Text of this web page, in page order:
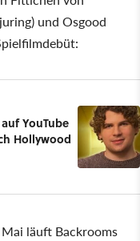
und Osgood
YouTube
Hollywood
läuft Backrooms